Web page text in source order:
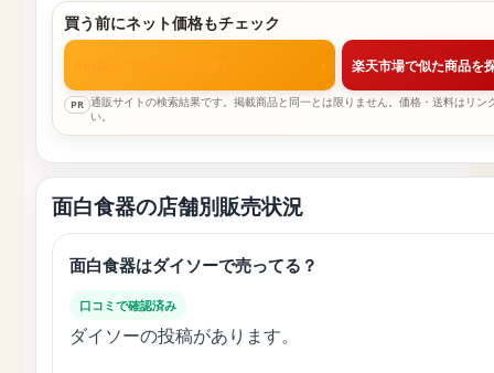
買う前にネット価格もチェック
› 楽天市場で似た商品を
PR 通販サイトの検索結果です。掲載商品と同一とは限りません。価格・送料はリン
い。
面白食器の店舗別販売状況
面白食器はダイソーで売ってる？
口コミで確認済み
ダイソーの投稿があります。